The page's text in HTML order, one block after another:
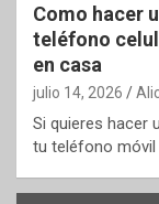
Como hacer
teléfono
en casa
julio 14, 2026
Si quieres hacer
tu teléfono móvil